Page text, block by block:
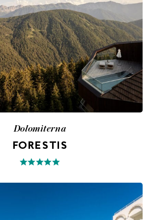
Dolomiterna
FORESTIS